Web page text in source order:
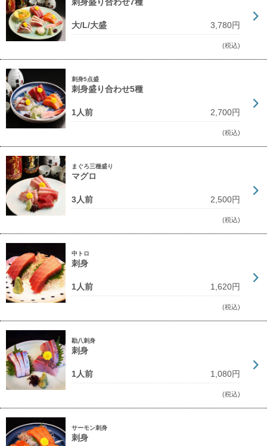
大/L/大盛 3,780円
(税込)
刺身5点盛
刺身盛り合わせ5種
1人前 2,700円
(税込)
まぐろ三種盛り
マグロ
3人前 2,500円
(税込)
中トロ
刺身
1人前 1,620円
(税込)
勘八刺身
刺身
1人前 1,080円
(税込)
サーモン刺身
刺身